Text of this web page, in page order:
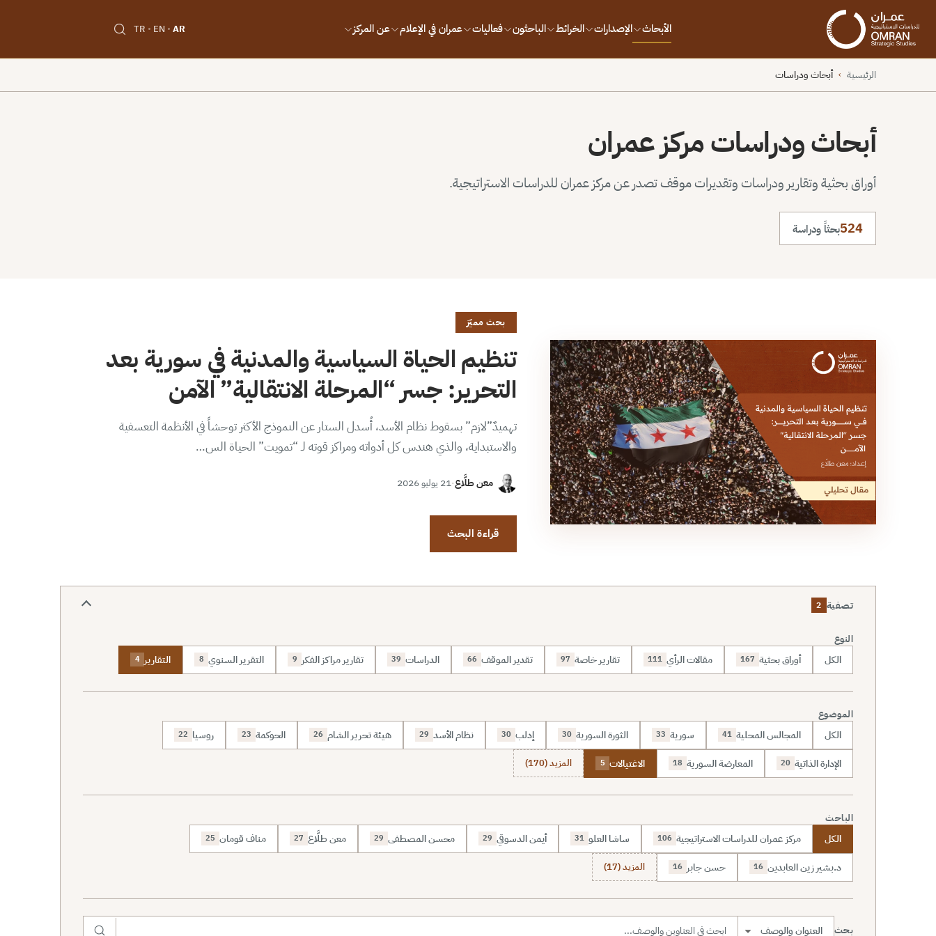
الأبحاث الإصدارات الخرائط الباحثون فعاليات عمران في الإعلام عن المركز AR
EN
TR
الرئيسية › أبحاث ودراسات
أبحاث ودراسات مركز عمران
أوراق بحثية وتقارير ودراسات وتقديرات موقف تصدر عن مركز عمران للدراسات الاستراتيجية.
524بحثاً ودراسة
بحث مميّز
تنظيم الحياة السياسية والمدنية في سورية بعد
التحرير: جسر “المرحلة الانتقالية” الآمن
تهميدٌ”لازم” بسقوط نظام الأسد، أُسدل الستار عن النموذج الأكثر توحشاً في الأنظمة التعسفية
والاستبداية، والذي هندس كل أدواته ومراكز قوته لـ “تمويت” الحياة الس…
معن طلَّاع·21 يوليو 2026
قراءة البحث
تصفية 2
النوع
الكل أوراق بحثية 167 مقالات الرأي 111 تقارير خاصة 97 تقدير الموقف 66 الدراسات 39 تقارير مراكز الفكر 9 التقرير السنوي 8 التقارير 4
الموضوع
الكل المجالس المحلية 41 سورية 33 الثورة السورية 30 إدلب 30 نظام الأسد 29 هيئة تحرير الشام 26 الحوكمة 23 روسيا 22
الإدارة الذاتية 20 المعارضة السورية 18 الاغتيالات 5 المزيد (170)
الباحث
الكل مركز عمران للدراسات الاستراتيجية 106 ساشا العلو 31 أيمن الدسوقي 29 محسن المصطفى 29 معن طلَّاع 27 مناف قومان 25
د.بشير زين العابدين 16 حسن جابر 16 المزيد (17)
بحث